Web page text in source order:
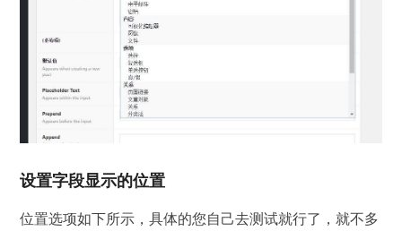
设置字段显示的位置
位置选项如下所示，具体的您自己去测试就行了，就不多